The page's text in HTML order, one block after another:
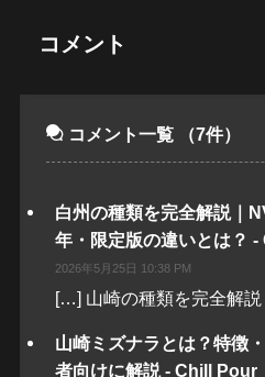
コメント
コメント一覧 （7件）
白州の種類を完全解説｜
年・限定版の違いとは？
2026年5月25日 10:38 PM
[…] 山崎の種類を完全解
山崎ミズナラとは？特徴
者向けに解説 - Chill Pour